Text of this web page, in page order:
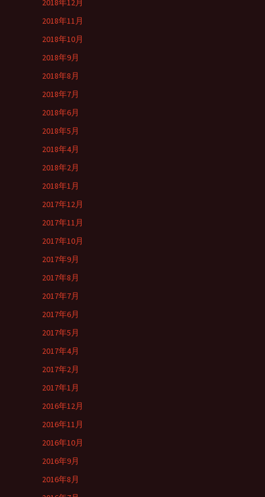
2018年12月
2018年11月
2018年10月
2018年9月
2018年8月
2018年7月
2018年6月
2018年5月
2018年4月
2018年2月
2018年1月
2017年12月
2017年11月
2017年10月
2017年9月
2017年8月
2017年7月
2017年6月
2017年5月
2017年4月
2017年2月
2017年1月
2016年12月
2016年11月
2016年10月
2016年9月
2016年8月